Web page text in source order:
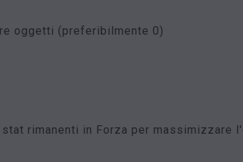
oggetti (preferibilmente 0)
rimanenti in Forza per massimizzare